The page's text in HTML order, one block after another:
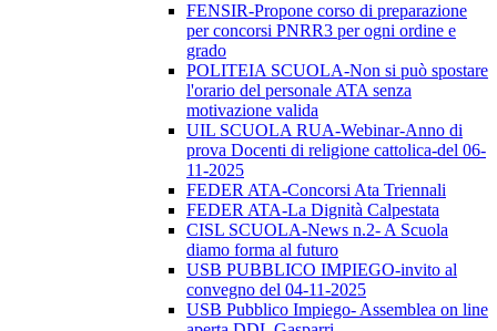
FENSIR-Propone corso di preparazione
per concorsi PNRR3 per ogni ordine e
grado
POLITEIA SCUOLA-Non si può spostare
l'orario del personale ATA senza
motivazione valida
UIL SCUOLA RUA-Webinar-Anno di
prova Docenti di religione cattolica-del 06-
11-2025
FEDER ATA-Concorsi Ata Triennali
FEDER ATA-La Dignità Calpestata
CISL SCUOLA-News n.2- A Scuola
diamo forma al futuro
USB PUBBLICO IMPIEGO-invito al
convegno del 04-11-2025
USB Pubblico Impiego- Assemblea on line